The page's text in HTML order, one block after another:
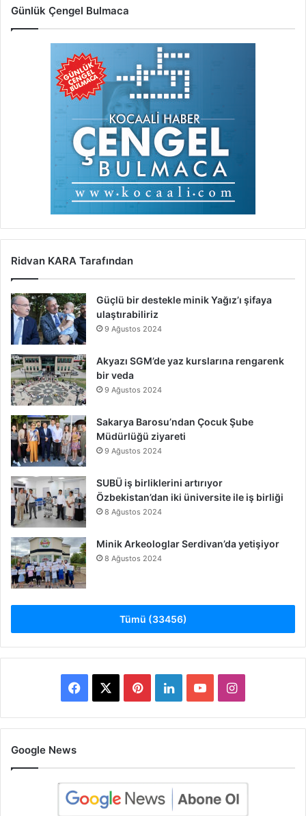
Günlük Çengel Bulmaca
Ridvan KARA Tarafından
Güçlü bir destekle minik Yağız’ı şifaya
ulaştırabiliriz
9 Ağustos 2024
Akyazı SGM’de yaz kurslarına rengarenk
bir veda
9 Ağustos 2024
Sakarya Barosu’ndan Çocuk Şube
Müdürlüğü ziyareti
9 Ağustos 2024
SUBÜ iş birliklerini artırıyor
Özbekistan’dan iki üniversite ile iş birliği
8 Ağustos 2024
Minik Arkeologlar Serdivan’da yetişiyor
8 Ağustos 2024
Tümü (33456)
Facebook PinterestLinkedInYouTubeInstagram
Google News